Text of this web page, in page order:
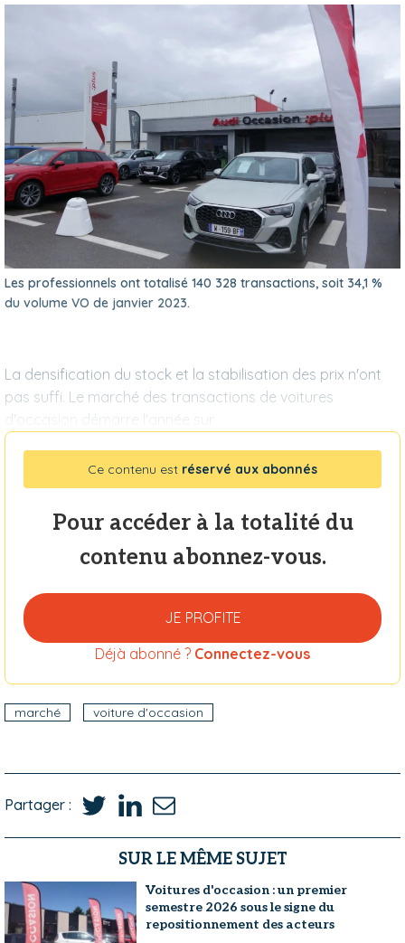
Les professionnels ont totalisé 140 328 transactions, soit 34,1 %
du volume VO de janvier 2023.
La densification du stock et la stabilisation des prix n'ont
pas suffi. Le marché des transactions de voitures
d'occasion démarre l'année sur
Ce contenu est réservé aux abonnés
Pour accéder à la totalité du
contenu abonnez-vous.
JE PROFITE
Déjà abonné ? Connectez-vous
marché voiture d'occasion
Partager :
SUR LE MÊME SUJET
Voitures d'occasion : un premier
semestre 2026 sous le signe du
repositionnement des acteurs